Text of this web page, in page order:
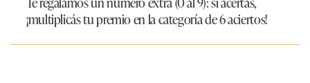
¡multiplicás tu premio en la categoría de 6 aciertos!